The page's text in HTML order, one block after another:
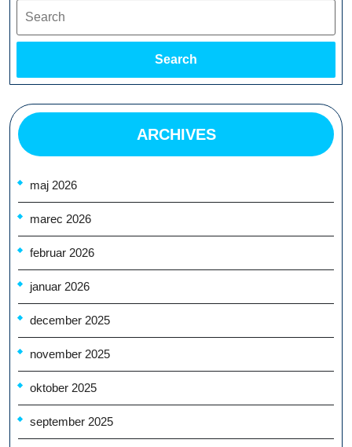
Search
ARCHIVES
maj 2026
marec 2026
februar 2026
januar 2026
december 2025
november 2025
oktober 2025
september 2025